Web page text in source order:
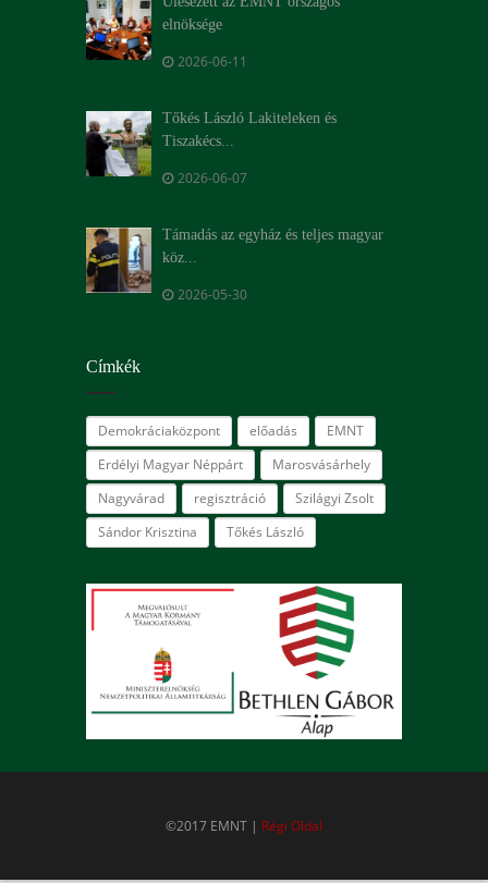
elnöksége
2026-06-11
Tőkés László Lakiteleken és
Tiszakécs...
2026-06-07
Támadás az egyház és teljes magyar
köz...
2026-05-30
Címkék
Demokráciaközpont előadás
EMNT
Erdélyi Magyar Néppárt
Marosvásárhely
Nagyvárad
regisztráció
Szilágyi Zsolt
Sándor Krisztina
Tőkés László
©2017 EMNT | Régi Oldal